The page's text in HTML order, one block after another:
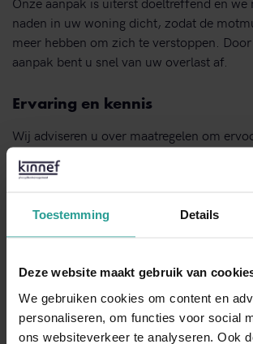
Toestemming Details
Deze website maakt gebruik van
We gebruiken cookies om content en
personaliseren, om functies voor social
ons websiteverkeer te analyseren. Ook
naden in uw woning dicht, zodat de
meer hebben om zich te verstoppen.
aanpak bent u snel van uw overlast af.
Ervaring en kennis
Wij adviseren u over maatregelen om
kan worden voorkomen. Kinnef is
we maken een afspraak met u op het
uitkomt. Wég met dat ongedierte! Discreet,
STUUR EEN WHATSAPP!